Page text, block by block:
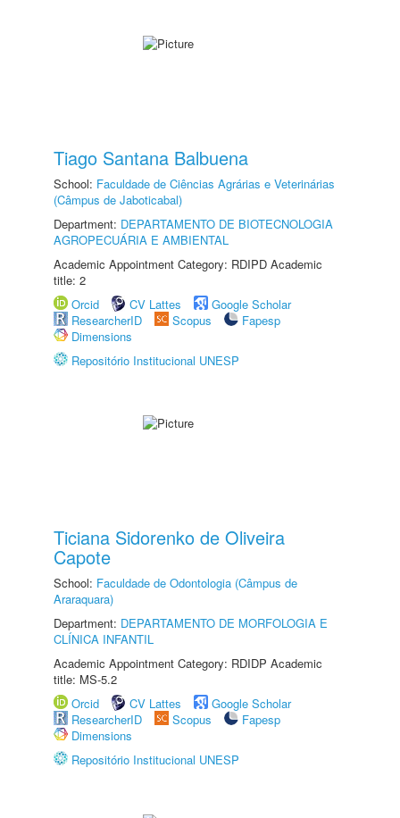
Tiago Santana Balbuena
School: Faculdade de Ciências Agrárias e Veterinárias
(Câmpus de Jaboticabal)
Department: DEPARTAMENTO DE BIOTECNOLOGIA
AGROPECUÁRIA E AMBIENTAL
Academic Appointment Category: RDIPD Academic
title: 2
Orcid
CV Lattes
Google Scholar
ResearcherID
Scopus
Fapesp
Dimensions
Repositório Institucional UNESP
Ticiana Sidorenko de Oliveira
Capote
School: Faculdade de Odontologia (Câmpus de
Araraquara)
Department: DEPARTAMENTO DE MORFOLOGIA E
CLÍNICA INFANTIL
Academic Appointment Category: RDIDP Academic
title: MS-5.2
Orcid
CV Lattes
Google Scholar
ResearcherID
Scopus
Fapesp
Dimensions
Repositório Institucional UNESP